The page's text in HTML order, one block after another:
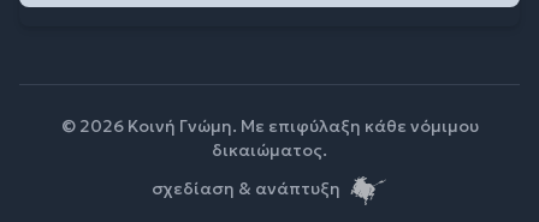
© 2026 Κοινή Γνώμη. Με επιφύλαξη κάθε νόμιμου
δικαιώματος.
σχεδίαση & ανάπτυξη